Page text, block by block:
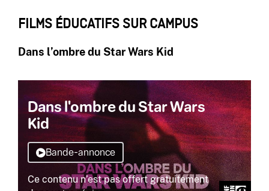
FILMS ÉDUCATIFS SUR CAMPUS
Dans l’ombre du Star Wars Kid